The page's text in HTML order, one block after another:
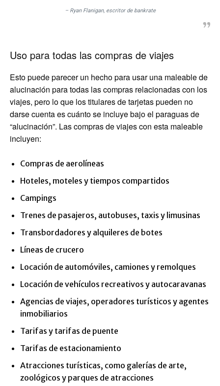
– Ryan Flanigan, escritor de bankrate
Uso para todas las compras de viajes
Esto puede parecer un hecho para usar una maleable de
alucinación para todas las compras relacionadas con los
viajes, pero lo que los titulares de tarjetas pueden no
darse cuenta es cuánto se incluye bajo el paraguas de
“alucinación”. Las compras de viajes con esta maleable
incluyen:
Compras de aerolíneas
Hoteles, moteles y tiempos compartidos
Campings
Trenes de pasajeros, autobuses, taxis y limusinas
Transbordadores y alquileres de botes
Líneas de crucero
Locación de automóviles, camiones y remolques
Locación de vehículos recreativos y autocaravanas
Agencias de viajes, operadores turísticos y agentes
inmobiliarios
Tarifas y tarifas de puente
Tarifas de estacionamiento
Atracciones turísticas, como galerías de arte,
zoológicos y parques de atracciones